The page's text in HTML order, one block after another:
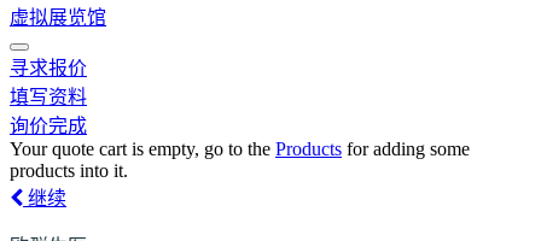
虚拟展览馆
寻求报价
填写资料
询价完成
Your quote cart is empty, go to the Products for adding some
products into it.
继续